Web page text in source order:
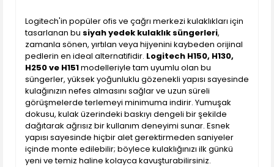
Logitech'in popüler ofis ve çağrı merkezi kulaklıkları için
tasarlanan bu siyah yedek kulaklık süngerleri,
zamanla sönen, yırtılan veya hijyenini kaybeden orijinal
pedlerin en ideal alternatifidir. Logitech H150, H130,
H250 ve H151modelleriyle tam uyumlu olan bu
süngerler, yüksek yoğunluklu gözenekli yapısı sayesinde
kulağınızın nefes almasını sağlar ve uzun süreli
görüşmelerde terlemeyi minimuma indirir. Yumuşak
dokusu, kulak üzerindeki baskıyı dengeli bir şekilde
dağıtarak ağrısız bir kullanım deneyimi sunar. Esnek
yapısı sayesinde hiçbir alet gerektirmeden saniyeler
içinde monte edilebilir; böylece kulaklığınızı ilk günkü
yeni ve temiz haline kolayca kavuşturabilirsiniz.